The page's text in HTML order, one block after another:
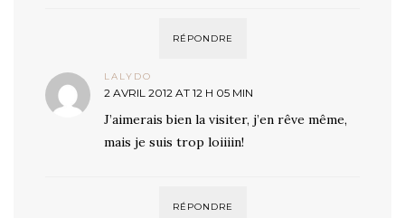
RÉPONDRE
LALYDO
2 AVRIL 2012 AT 12 H 05 MIN
J’aimerais bien la visiter, j’en rêve même,
mais je suis trop loiiiin!
RÉPONDRE